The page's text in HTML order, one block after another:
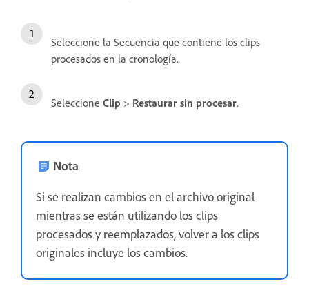
Seleccione la Secuencia que contiene los clips
procesados en la cronología.
Seleccione Clip > Restaurar sin procesar.
Nota
Si se realizan cambios en el archivo original
mientras se están utilizando los clips
procesados y reemplazados, volver a los clips
originales incluye los cambios.